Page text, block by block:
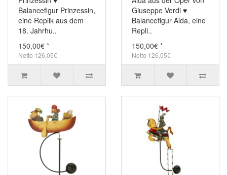
Balancefigur Prinzessin,
eine Replik aus dem
18. Jahrhu..
150,00€ *
Netto 126,05€
Giuseppe Verdi ♥
Balancefigur Aida, eine
Repli..
150,00€ *
Netto 126,05€